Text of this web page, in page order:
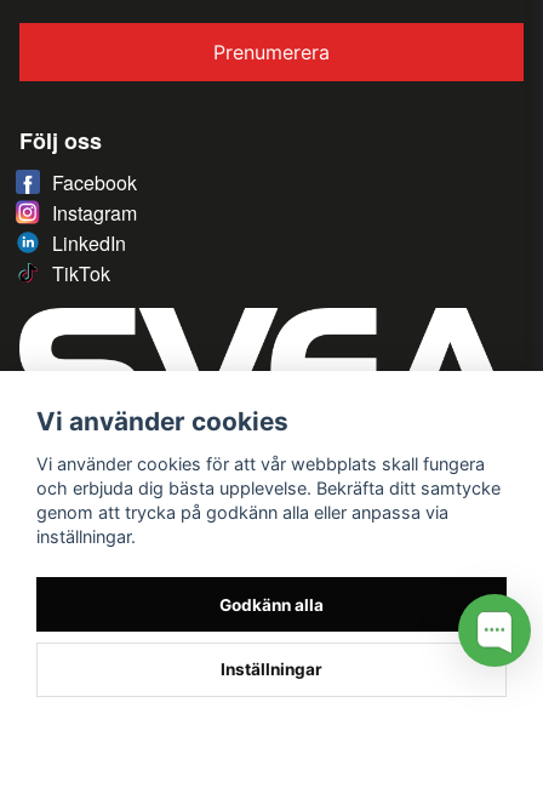
Prenumerera
Följ oss
Facebook
Instagram
LinkedIn
TikTok
Vi använder cookies
Vi använder cookies för att vår webbplats skall fungera
och erbjuda dig bästa upplevelse. Bekräfta ditt samtycke
genom att trycka på godkänn alla eller anpassa via
inställningar.
Godkänn alla
Inställningar